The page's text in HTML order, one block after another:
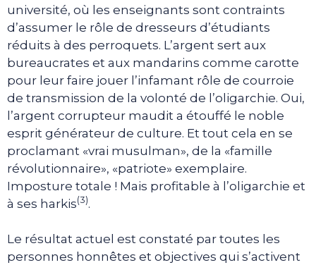
université, où les enseignants sont contraints
d’assumer le rôle de dresseurs d’étudiants
réduits à des perroquets. L’argent sert aux
bureaucrates et aux mandarins comme carotte
pour leur faire jouer l’infamant rôle de courroie
de transmission de la volonté de l’oligarchie. Oui,
l’argent corrupteur maudit a étouffé le noble
esprit générateur de culture. Et tout cela en se
proclamant «vrai musulman», de la «famille
révolutionnaire», «patriote» exemplaire.
Imposture totale ! Mais profitable à l’oligarchie et
à ses harkis(3).
Le résultat actuel est constaté par toutes les
personnes honnêtes et objectives qui s’activent